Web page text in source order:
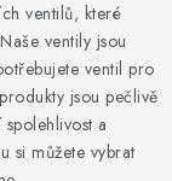
ventilů, které
ventily jsou
ventil pro
jsou pečlivě
a
si můžete vybrat